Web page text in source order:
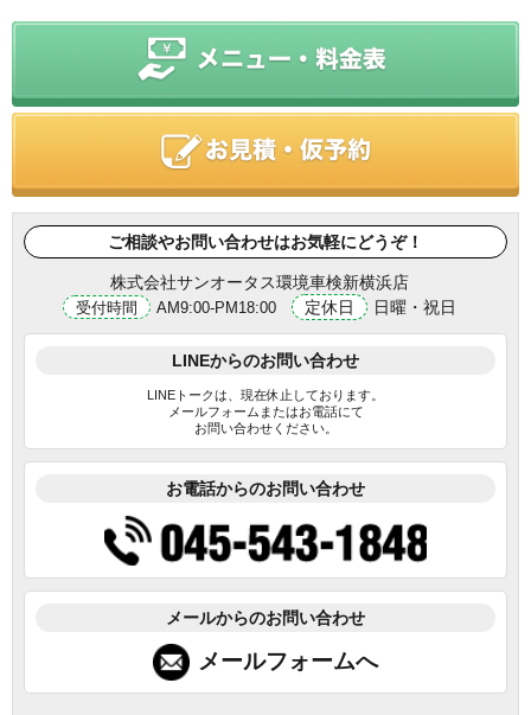
ご相談やお問い合わせはお気軽にどうぞ！
株式会社サンオータス環境車検新横浜店
受付時間 AM9:00-PM18:00 定休日 日曜・祝日
LINEからのお問い合わせ
LINEトークは、現在休止しております。
メールフォームまたはお電話にて
お問い合わせください。
お電話からのお問い合わせ
メールからのお問い合わせ
メールフォームへ